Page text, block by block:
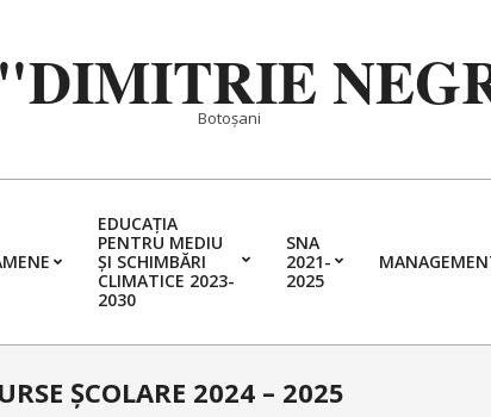
Botoșani
Primary
EDUCAȚIA
PENTRU MEDIU
ȘI SCHIMBĂRI
CLIMATICE 2023-
2030
SNA
2021-
2025
ȘCOLARE 2024 – 2025